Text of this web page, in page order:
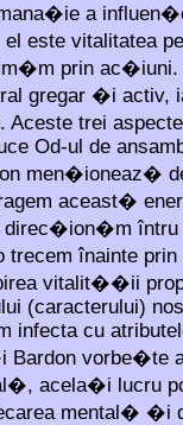
a
el este vitalitatea
prin ac�iuni.
gregar �i activ,
Aceste trei
Od-ul de
men�ioneaz�
aceast�
întru
înainte
vitalit��ii
(caracterului)
infecta cu
Bardon vorbe�te
acela�i lucru
mental� �i